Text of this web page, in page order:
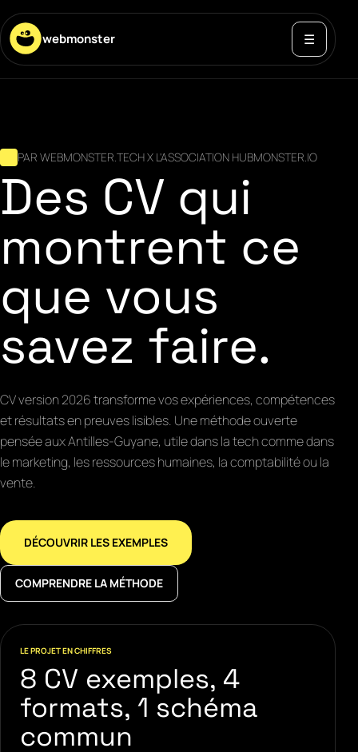
webmonster ☰
Ouvrir
PAR WEBMONSTER.TECH X L'ASSOCIATION HUBMONSTER.IO
Des CV qui
montrent ce
que vous
savez faire.
CV version 2026 transforme vos expériences, compétences
et résultats en preuves lisibles. Une méthode ouverte
pensée aux Antilles-Guyane, utile dans la tech comme dans
le marketing, les ressources humaines, la comptabilité ou la
vente.
DÉCOUVRIR LES EXEMPLES
COMPRENDRE LA MÉTHODE
LE PROJET EN CHIFFRES
8 CV exemples, 4
formats, 1 schéma
commun